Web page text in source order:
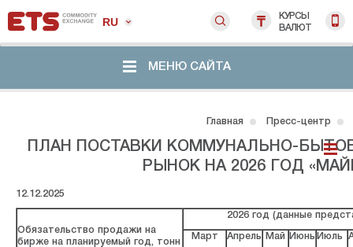
RU
КУРСЫ
ВАЛЮТ
МЕНЮ САЙТА
Главная Пресс-центр
ПЛАН ПОСТАВКИ КОММУНАЛЬНО-
РЫНОК НА 2026 ГОД
12.12.2025
Обязательство продажи на
бирже на планируемый год, тонн
2026 год (данные
Март Апрель Май Июнь Июль